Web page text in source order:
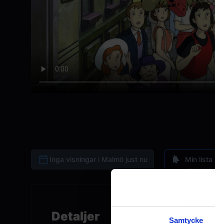
Samtycke
Inga visningar i Malmö just nu Min lista
Detaljer